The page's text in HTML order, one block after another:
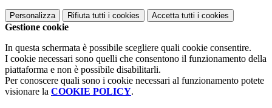
Personalizza Rifiuta tutti i cookies Accetta tutti i cookies
Gestione cookie
In questa schermata è possibile scegliere quali cookie consentire.
I cookie necessari sono quelli che consentono il funzionamento della
piattaforma e non è possibile disabilitarli.
Per conoscere quali sono i cookie necessari al funzionamento potete
visionare la COOKIE POLICY.